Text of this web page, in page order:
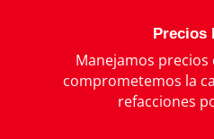
Precios
Manejamos
comprometemos la
refacciones